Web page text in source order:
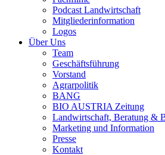
Podcast Landwirtschaft
Mitgliederinformation
Logos
Über Uns
Team
Geschäftsführung
Vorstand
Agrarpolitik
BANG
BIO AUSTRIA Zeitung
Landwirtschaft, Beratung &
Marketing und Information
Presse
Kontakt